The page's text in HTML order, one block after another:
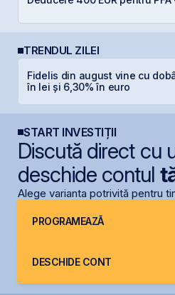
TRENDUL ZILEI
Fidelis din august vine cu
în lei și 6,30% în euro
START INVESTIȚII
Discută direct cu
deschide contul
Alege varianta potrivită pentru
PROGRAMEAZĂ
DESCHIDE CONT